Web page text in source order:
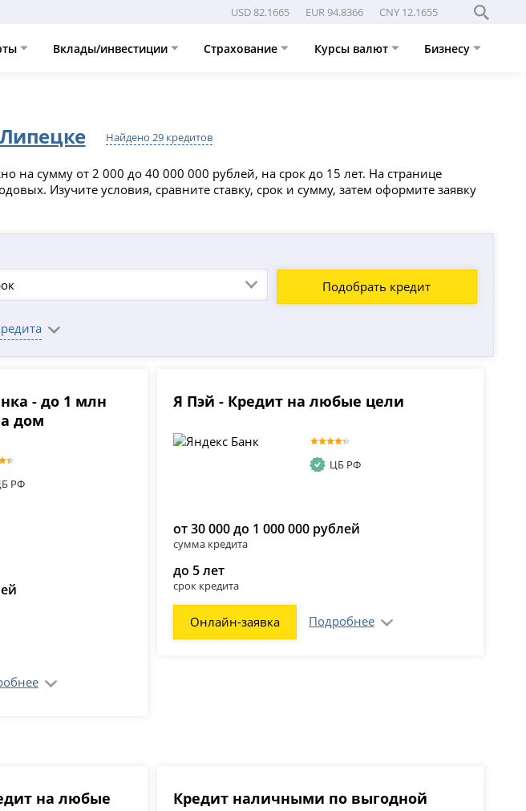
USD 82.1665 EUR 94.8366 CNY 12.1655
Вклады/инвестиции Страхование Курсы валют Бизнесу
Найдено 29 кредитов
на сумму от 2 000 до 40 000 000 рублей, на срок до 15 лет. На странице
Изучите условия, сравните ставку, срок и сумму, затем оформите заявку
Подобрать кредит
- до 1 млн
дом
РФ
Я Пэй - Кредит на любые цели
ЦБ РФ
от 30 000 до 1 000 000 рублей
сумма кредита
до 5 лет
срок кредита
Онлайн-заявка Подробнее
на любые
Кредит наличными по выгодной